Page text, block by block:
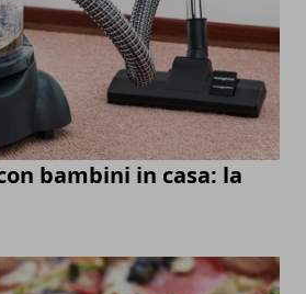
bambini in casa: la